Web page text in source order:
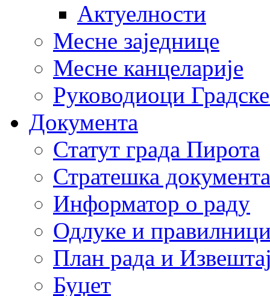
Актуелности
Месне заједнице
Месне канцеларије
Руководиоци
Документа
Статут града Пирота
Стратешка документа
Информатор о раду
Одлуке и
План рада и
Буџет